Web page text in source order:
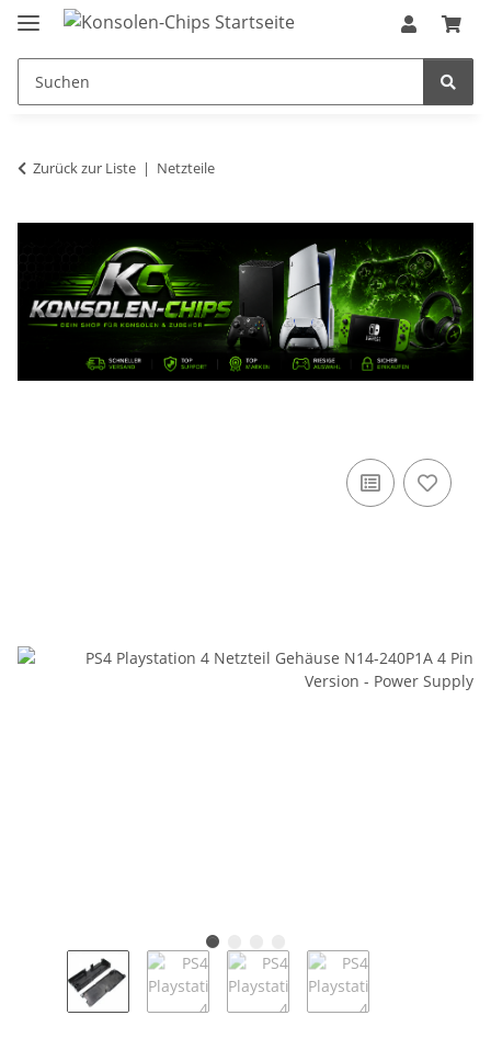
Zurück zur Liste Netzteile